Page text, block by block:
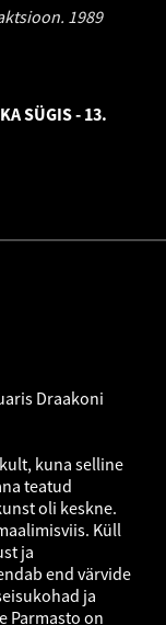
1989
SÜGIS - 13.
Draakoni
kuna selline
teatud
oli keskne.
Küll
ja
end värvide
ja
Parmasto on